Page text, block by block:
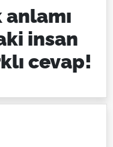
anlamı
insan
cevap!